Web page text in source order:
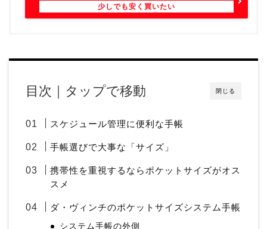
閉じる
目次｜タップで移動
スケジュール管理に便利な手帳
手帳選びで大事な「サイズ」
携帯性を重視するならポケットサイズがオス
スメ
ダ・ヴィンチのポケットサイズシステム手帳
システム手帳の外側